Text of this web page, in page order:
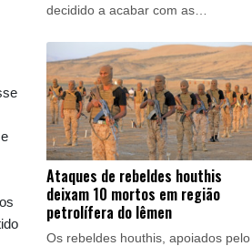
decidido a acabar com as
guerrilhas e narcotraficantes com
mão de ferro, em uma mudança de
rumo que estreita os laços com
Washington.
Ataques de rebeldes houthis
deixam 10 mortos em região
petrolífera do Iêmen
Os rebeldes houthis, apoiados pelo